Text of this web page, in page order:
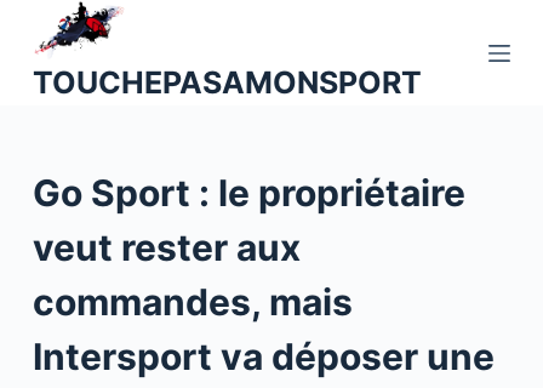
u
o
n
TOUCHEPASAMONSPORT
Go Sport : le propriétaire
veut rester aux
commandes, mais
Intersport va déposer une